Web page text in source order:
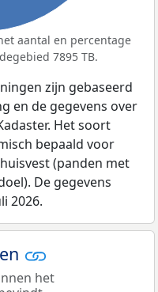
aantal en percentage
7895 TB.
zijn gebaseerd
en de gegevens over
Het soort
bepaald voor
(panden met
De gegevens
2026.
het